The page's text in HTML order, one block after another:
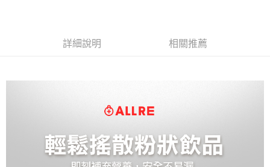
３．未成年的使用者請事先徵得法定代理人或監護人之同意方可使用
「AFTEE先享後付」，若未經同意申辦者引起之損失，本公司不負相關責
時審查核予不同之上限額度；若仍有額度不足之情形，本公司將視審查結果
５．嚴禁一人註冊多個帳號或使用他人資訊註冊。若發現惡意使用之情形，
恩沛科技股份有限公司將有權停止該用戶之使用額度並採取法律行動。
每筆NT$80，滿NT$1,680(含以上)免運費
每筆NT$100，滿NT$2,000(含以上)免運費
詳細說明 相關推薦